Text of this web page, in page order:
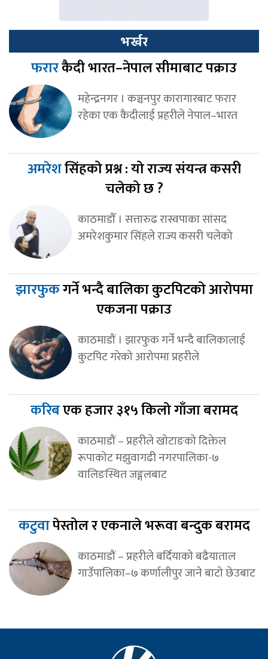
भर्खर
फरारकैदी भारत–नेपाल सीमाबाट पक्राउ
महेन्द्रनगर । कञ्चनपुर कारागारबाट फरार
रहेका एक कैदीलाई प्रहरीले नेपाल–भारत
अमरेशसिंहको प्रश्न : यो राज्य संयन्त्र कसरी
चलेको छ ?
काठमाडौँ । सत्तारुढ रास्वपाका सांसद
अमरेशकुमार सिंहले राज्य कसरी चलेको
झारफुकगर्ने भन्दै बालिका कुटपिटको आरोपमा
एकजना पक्राउ
काठमाडौं । झारफुक गर्ने भन्दै बालिकालाई
कुटपिट गरेको आरोपमा प्रहरीले
करिबएक हजार ३१५ किलो गाँजा बरामद
काठमाडौं – प्रहरीले खोटाङको दिक्तेल
रूपाकोट मझुवागढी नगरपालिका-७
वालिङस्थित जङ्गलबाट
कटुवापेस्तोल र एकनाले भरूवा बन्दुक बरामद
काठमाडौं – प्रहरीले बर्दियाको बढैयाताल
गाउँपालिका–७ कर्णालीपुर जाने बाटो छेउबाट